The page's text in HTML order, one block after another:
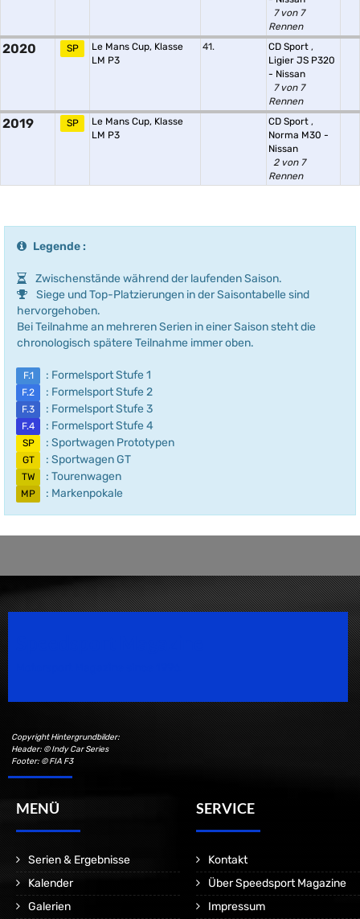
7 von 7
Rennen
2020 SP
Le Mans Cup, Klasse
LM P3
41. CD Sport ,
Ligier JS P320
- Nissan
7 von 7
Rennen
2019 SP
Le Mans Cup, Klasse
LM P3
CD Sport ,
Norma M30 -
Nissan
2 von 7
Rennen
Legende :
Zwischenstände während der laufenden Saison.
Siege und Top-Platzierungen in der Saisontabelle sind
hervorgehoben.
Bei Teilnahme an mehreren Serien in einer Saison steht die
chronologisch spätere Teilnahme immer oben.
F.1 : Formelsport Stufe 1
F.2 : Formelsport Stufe 2
F.3 : Formelsport Stufe 3
F.4 : Formelsport Stufe 4
SP : Sportwagen Prototypen
GT : Sportwagen GT
TW : Tourenwagen
MP : Markenpokale
Copyright Hintergrundbilder:
Header: © Indy Car Series
Footer: © FIA F3
MENÜ
Serien & Ergebnisse
Kalender
Galerien
SERVICE
Kontakt
Über Speedsport Magazine
Impressum